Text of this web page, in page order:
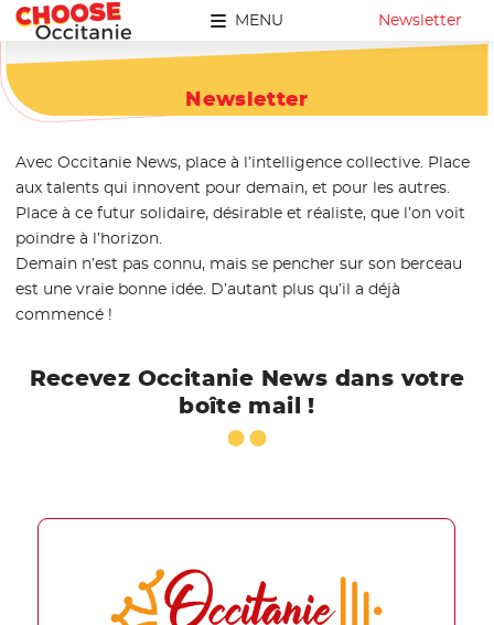
MENU Newsletter
Newsletter
Avec Occitanie News, place à l’intelligence collective. Place
aux talents qui innovent pour demain, et pour les autres.
Place à ce futur solidaire, désirable et réaliste, que l’on voit
poindre à l’horizon.
Demain n’est pas connu, mais se pencher sur son berceau
est une vraie bonne idée. D’autant plus qu’il a déjà
commencé !
Recevez Occitanie News dans votre
boîte mail !